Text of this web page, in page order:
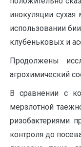
инокуляции сухая
использовании
клубеньковых и
Продолжены
агрохимический
В сравнении с
мерзлотной
ризобактериями
контроля до